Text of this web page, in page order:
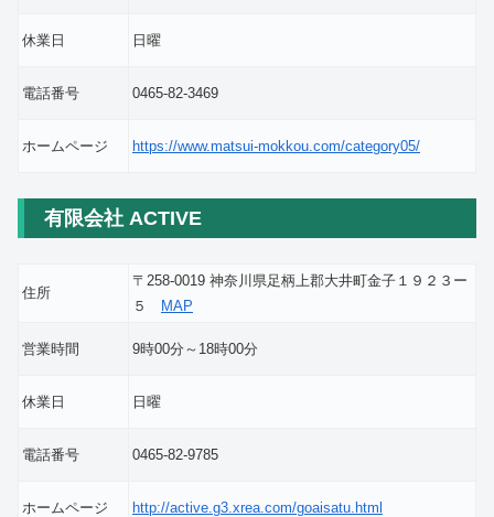
休業日 日曜
電話番号 0465-82-3469
ホームページ https://www.matsui-mokkou.com/category05/
有限会社 ACTIVE
住所
〒258-0019 神奈川県足柄上郡大井町金子１９２３ー
５
MAP
営業時間 9時00分～18時00分
休業日 日曜
電話番号 0465-82-9785
ホームページ http://active.g3.xrea.com/goaisatu.html